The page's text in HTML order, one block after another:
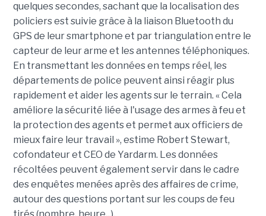
quelques secondes, sachant que la localisation des
policiers est suivie grâce à la liaison Bluetooth du
GPS de leur smartphone et par triangulation entre le
capteur de leur arme et les antennes téléphoniques.
En transmettant les données en temps réel, les
départements de police peuvent ainsi réagir plus
rapidement et aider les agents sur le terrain. « Cela
améliore la sécurité liée à l'usage des armes à feu et
la protection des agents et permet aux officiers de
mieux faire leur travail », estime Robert Stewart,
cofondateur et CEO de Yardarm. Les données
récoltées peuvent également servir dans le cadre
des enquêtes menées après des affaires de crime,
autour des questions portant sur les coups de feu